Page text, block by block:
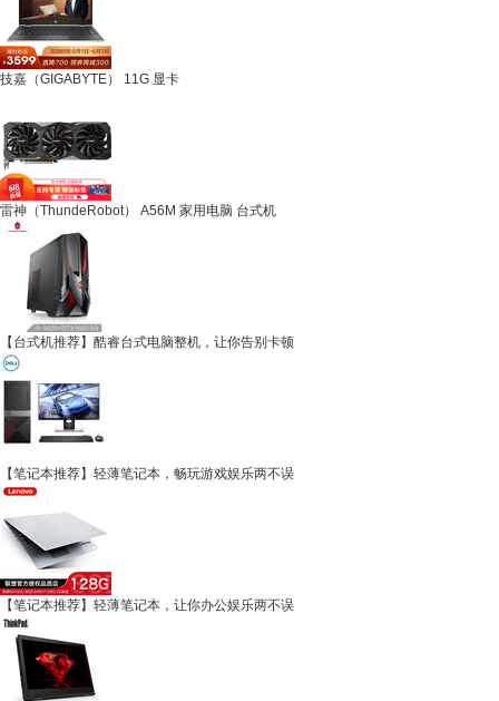
技嘉（GIGABYTE） 11G 显卡
雷神（ThundeRobot） A56M 家用电脑 台式机
【台式机推荐】酷睿台式电脑整机，让你告别卡顿
【笔记本推荐】轻薄笔记本，畅玩游戏娱乐两不误
【笔记本推荐】轻薄笔记本，让你办公娱乐两不误